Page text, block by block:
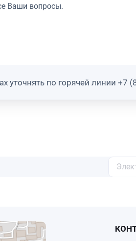
Ваши вопросы.
уточнять по горячей линии +7